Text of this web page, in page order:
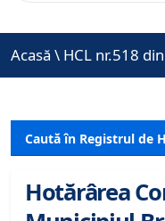
Acasă \ HCL nr.518
Caută în Registrul de
Hotărârea